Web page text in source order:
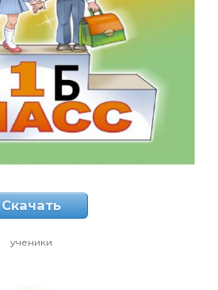
Скачать
ученики